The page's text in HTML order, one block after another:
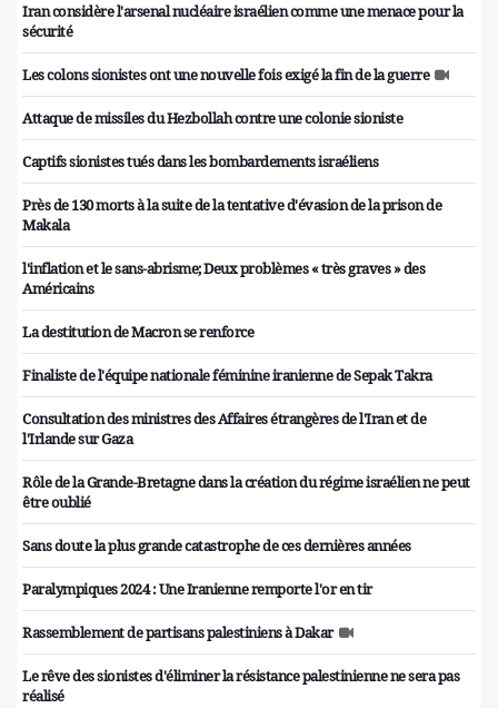
Iran considère l'arsenal nucléaire israélien comme une menace pour la
sécurité
Les colons sionistes ont une nouvelle fois exigé la fin de la guerre
Attaque de missiles du Hezbollah contre une colonie sioniste
Captifs sionistes tués dans les bombardements israéliens
Près de 130 morts à la suite de la tentative d'évasion de la prison de
Makala
l'inflation et le sans-abrisme; Deux problèmes « très graves » des
Américains
La destitution de Macron se renforce
Finaliste de l'équipe nationale féminine iranienne de Sepak Takra
Consultation des ministres des Affaires étrangères de l'Iran et de
l'Irlande sur Gaza
Rôle de la Grande-Bretagne dans la création du régime israélien ne peut
être oublié
Sans doute la plus grande catastrophe de ces dernières années
Paralympiques 2024 : Une Iranienne remporte l'or en tir
Rassemblement de partisans palestiniens à Dakar
Le rêve des sionistes d'éliminer la résistance palestinienne ne sera pas
réalisé